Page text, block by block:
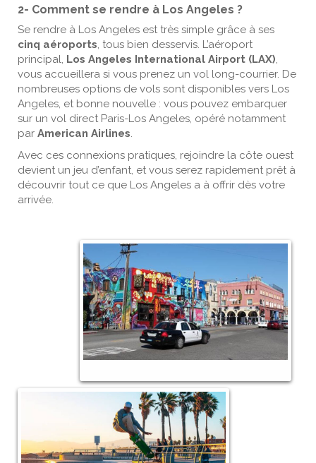
2- Comment se rendre à Los Angeles ?
Se rendre à Los Angeles est très simple grâce à ses
cinq aéroports , tous bien desservis. L’aéroport
principal, Los Angeles International Airport (LAX)
vous accueillera si vous prenez un vol long-courrier. De
nombreuses options de vols sont disponibles vers Los
Angeles, et bonne nouvelle : vous pouvez embarquer
sur un vol direct Paris-Los Angeles, opéré notamment
par American Airlines
Avec ces connexions pratiques, rejoindre la côte ouest
devient un jeu d’enfant, et vous serez rapidement prêt à
découvrir tout ce que Los Angeles a à offrir dès votre
arrivée.